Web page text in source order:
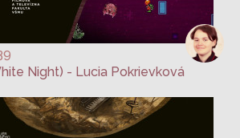
Night) - Lucia Pokrievková